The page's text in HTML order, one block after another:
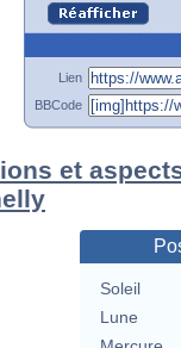
Lien
BBCode
et
Soleil
Lune